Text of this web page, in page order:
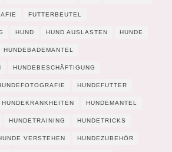
FUTTERBEUTEL
HUND HUND AUSLASTEN HUNDE
HUNDEBADEMANTEL
HUNDEBESCHÄFTIGUNG
HUNDEFUTTER
HUNDEKRANKHEITEN HUNDEMANTEL
HUNDETRAINING HUNDETRICKS
VERSTEHEN HUNDEZUBEHÖR